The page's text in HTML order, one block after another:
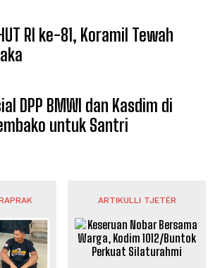
RI ke-81, Koramil Tewah
DPP BMWI dan Kasdim di
untuk Santri
ARTIKULLI TJETËR